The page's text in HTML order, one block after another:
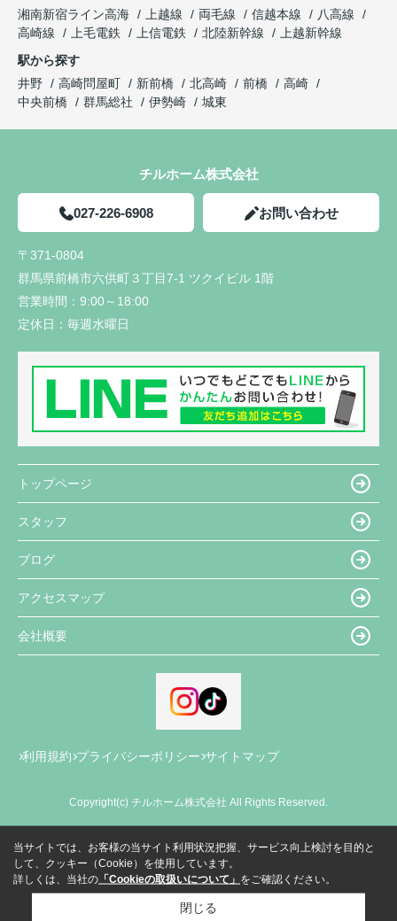
湘南新宿ライン高海
上越線 両毛線 信越本線
八高線
高崎線
上毛電鉄 上信電鉄 北陸新幹線
上越新幹線
駅から探す
井野
高崎問屋町 新前橋 北高崎 前橋
高崎
中央前橋
群馬総社 伊勢崎 城東
チルホーム株式会社
027-226-6908 お問い合わせ
〒371-0804
群馬県前橋市六供町３丁目7-1 ツクイビル 1階
営業時間： 9:00～18:00
定休日： 毎週水曜日
トップページ
スタッフ
ブログ
アクセスマップ
会社概要
利用規約 プライバシーポリシー サイトマップ
Copyright(c) チルホーム株式会社 All Rights Reserved.
当サイトでは、お客様の当サイト利用状況把握、サービス向上検討を目的と
して、クッキー（Cookie）を使用しています。
詳しくは、当社の 「Cookieの取扱いについて」 をご確認ください。
閉じる